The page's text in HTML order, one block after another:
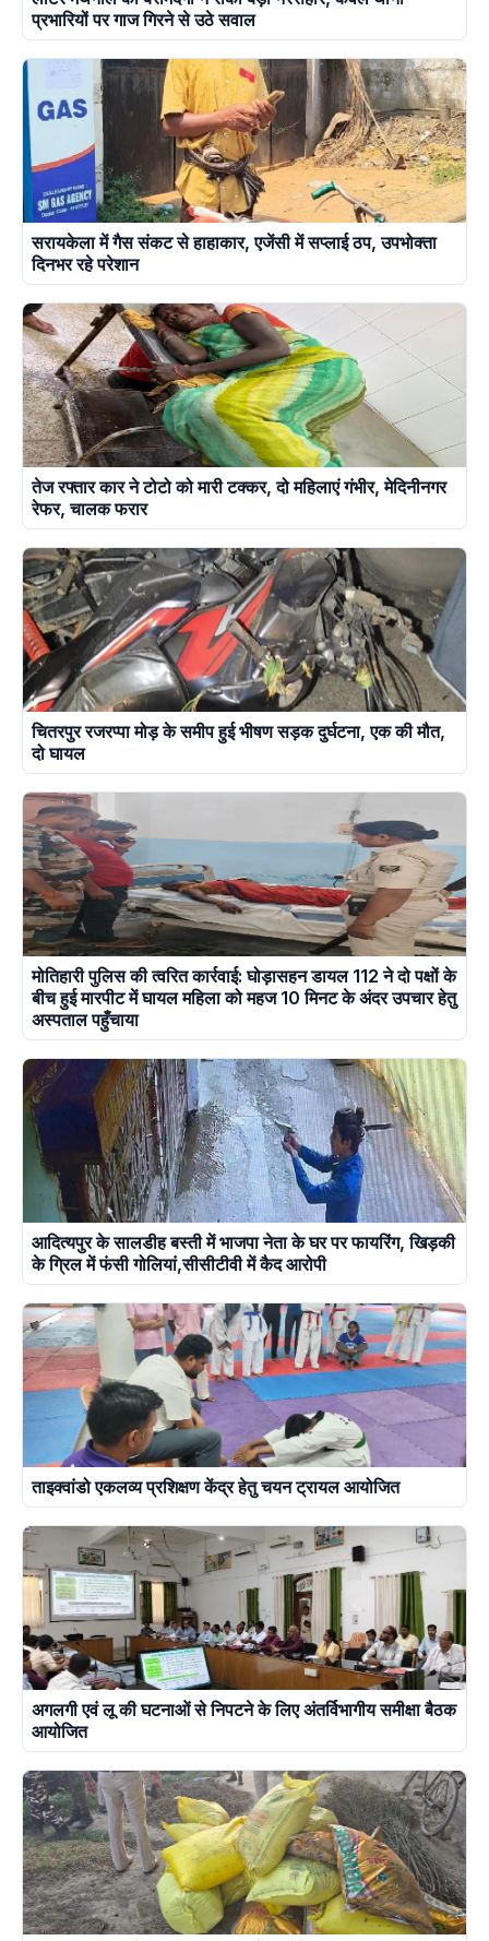
प्रभारियों पर गाज गिरने से उठे सवाल
सरायकेला में गैस संकट से हाहाकार, एजेंसी में सप्लाई ठप, उपभोक्ता
दिनभर रहे परेशान
तेज रफ्तार कार ने टोटो को मारी टक्कर, दो महिलाएं गंभीर, मेदिनीनगर
रेफर, चालक फरार
चितरपुर रजरप्पा मोड़ के समीप हुई भीषण सड़क दुर्घटना, एक की मौत,
दो घायल
मोतिहारी पुलिस की त्वरित कार्रवाई: घोड़ासहन डायल 112 ने दो पक्षों के
बीच हुई मारपीट में घायल महिला को महज 10 मिनट के अंदर उपचार हेतु
अस्पताल पहुँचाया
आदित्यपुर के सालडीह बस्ती में भाजपा नेता के घर पर फायरिंग, खिड़की
के ग्रिल में फंसी गोलियां,सीसीटीवी में कैद आरोपी
ताइक्वांडो एकलव्य प्रशिक्षण केंद्र हेतु चयन ट्रायल आयोजित
अगलगी एवं लू की घटनाओं से निपटने के लिए अंतर्विभागीय समीक्षा बैठक
आयोजित